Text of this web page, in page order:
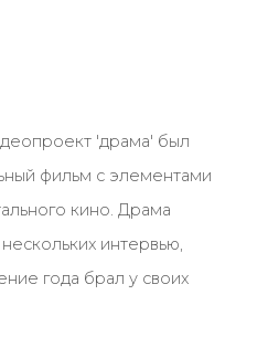
'драма' был
фильм с элементами
кино. Драма
интервью,
года брал у своих